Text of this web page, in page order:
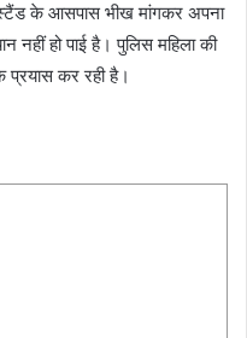
के आसपास भीख मांगकर अपना
नहीं हो पाई है। पुलिस महिला की
कर रही है।